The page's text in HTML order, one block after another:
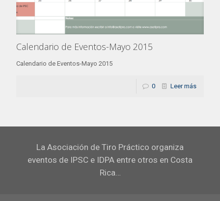
Calendario de Eventos-Mayo 2015
Calendario de Eventos-Mayo 2015
0 Leer más
La Asociación de Tiro Práctico organiza
eventos de IPSC e IDPA entre otros en Costa
Rica…